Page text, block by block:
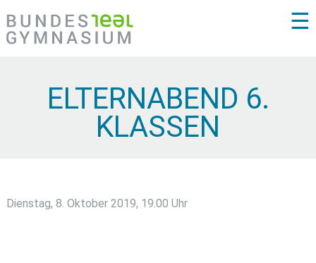
☰
ELTERNABEND 6.
KLASSEN
Dienstag, 8. Oktober 2019, 19.00 Uhr